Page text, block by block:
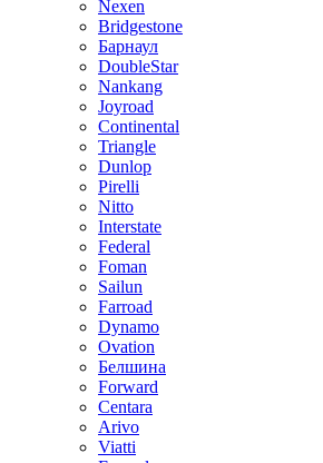
Nexen
Bridgestone
Барнаул
DoubleStar
Nankang
Joyroad
Continental
Triangle
Dunlop
Pirelli
Nitto
Interstate
Federal
Foman
Sailun
Farroad
Dynamo
Ovation
Белшина
Forward
Centara
Arivo
Viatti